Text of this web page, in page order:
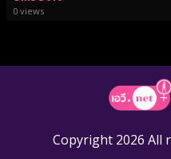
0 views
Copyright 2026 All